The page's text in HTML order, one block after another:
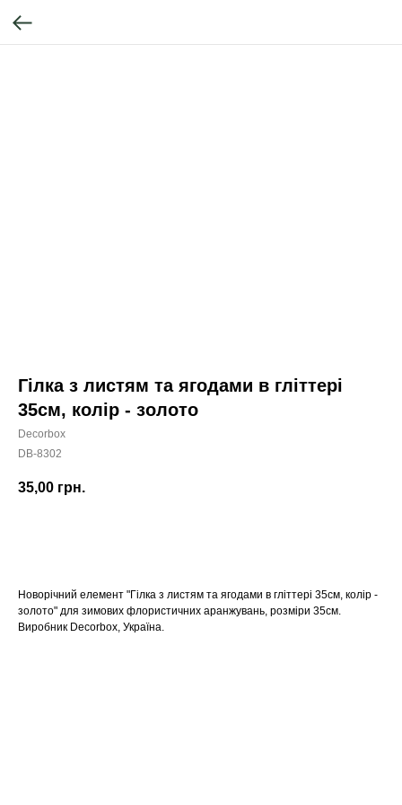
Гілка з листям та ягодами в гліттері
35см, колір - золото
Decorbox
DB-8302
35,00 грн.
Новорічний елемент "Гілка з листям та ягодами в гліттері 35см, колір -
золото" для зимових флористичних аранжувань, розміри 35см.
Виробник Decorbox, Україна.